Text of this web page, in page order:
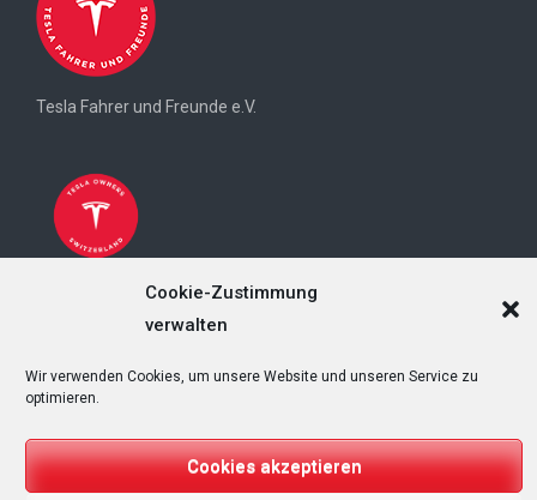
Cookie-Zustimmung
verwalten
Wir verwenden Cookies, um unsere Website und unseren Service zu
optimieren.
Cookies akzeptieren
Tesla Fahrer und Freunde e.V.
Copyright © 2026T&Emagazin – Tesla, E-Mobilität, Regenerative
. All rights reserved.